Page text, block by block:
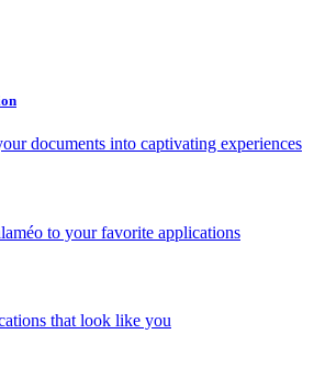
documents into captivating experiences
to your favorite applications
that look like you